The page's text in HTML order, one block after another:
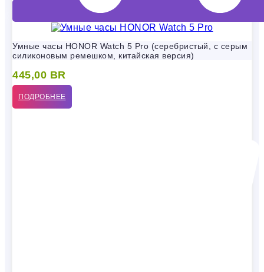
Умные часы HONOR Watch 5 Pro (серебристый, с серым
силиконовым ремешком, китайская версия)
445,00 BR
ПОДРОБНЕЕ